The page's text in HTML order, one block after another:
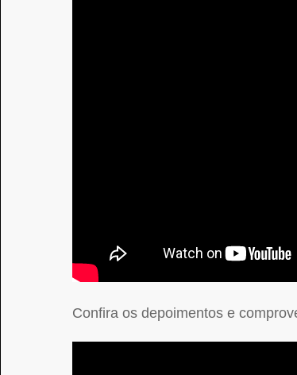
Confira os depoimentos e